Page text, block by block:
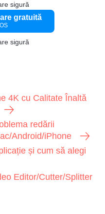
sigură
gratuită
sigură
4K cu Calitate Înaltă
redării
Android/iPhone
și cum să alegi
Editor/Cutter/Splitter